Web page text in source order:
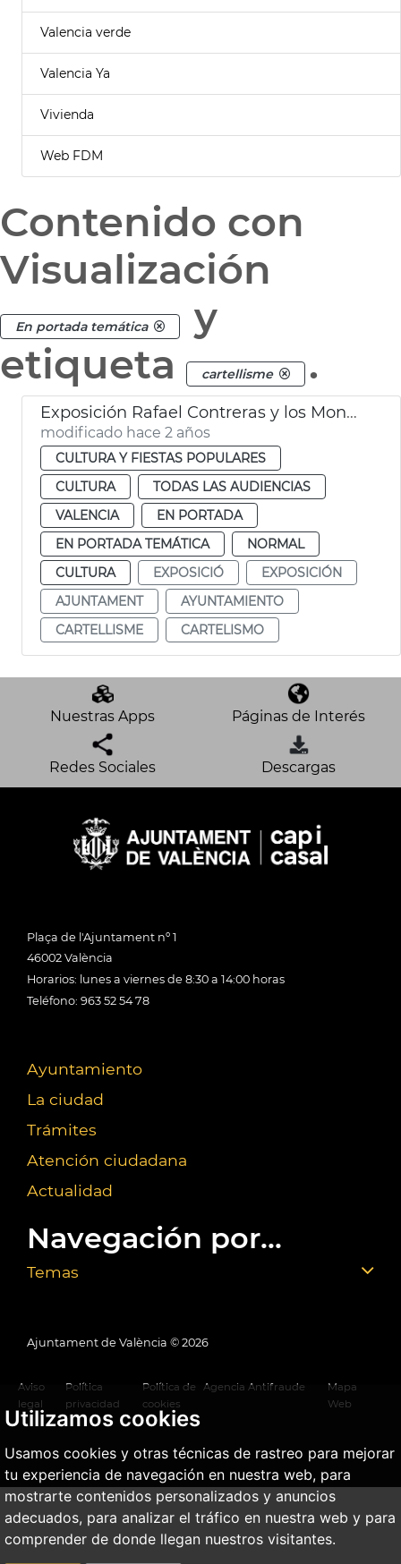
Utilizamos cookies
Usamos cookies y otras técnicas de rastreo para mejorar
tu experiencia de navegación en nuestra web, para
mostrarte contenidos personalizados y anuncios
adecuados, para analizar el tráfico en nuestra web y para
comprender de donde llegan nuestros visitantes.
Valencia verde
Valencia Ya
Vivienda
Web FDM
Contenido con
Visualización
En portada temática
y
etiqueta
cartellisme .
Exposición Rafael Contreras y los Mongrell
modificado hace 2 años
CULTURA Y FIESTAS POPULARES
CULTURA
TODAS LAS AUDIENCIAS
VALENCIA
EN PORTADA
EN PORTADA TEMÁTICA
NORMAL
CULTURA
EXPOSICIÓ
EXPOSICIÓN
AJUNTAMENT
AYUNTAMIENTO
CARTELLISME
CARTELISMO
Nuestras Apps Páginas de Interés
Redes Sociales Descargas
Plaça de l'Ajuntament nº 1
46002 València
Horarios: lunes a viernes de 8:30 a 14:00 horas
Teléfono: 963 52 54 78
Ayuntamiento
La ciudad
Trámites
Atención ciudadana
Actualidad
Navegación por...
Temas
Ajuntament de València © 2026
Aviso
legal
Política
privacidad
Política de
cookies
Agencia Antifraude
Mapa
Web